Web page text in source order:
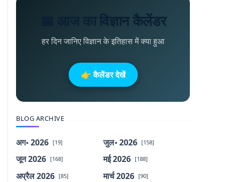
📅 आज का विज्ञान कैलेंडर
हर दिन जानिए विज्ञान के इतिहास में क्या हुआ
👉 कैलेंडर देखें
BLOG ARCHIVE
अग॰ 2026 [19] जुल॰ 2026 [158]
जून 2026 [168] मई 2026 [188]
अप्रैल 2026 [85] मार्च 2026 [90]